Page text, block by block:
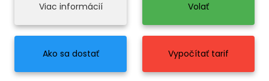
Viac informácií Volať
Ako sa dostať Vypočítať tarif